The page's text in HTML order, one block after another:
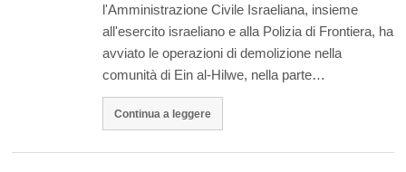
l'Amministrazione Civile Israeliana, insieme
all'esercito israeliano e alla Polizia di Frontiera, ha
avviato le operazioni di demolizione nella
comunità di Ein al-Hilwe, nella parte…
Continua a leggere